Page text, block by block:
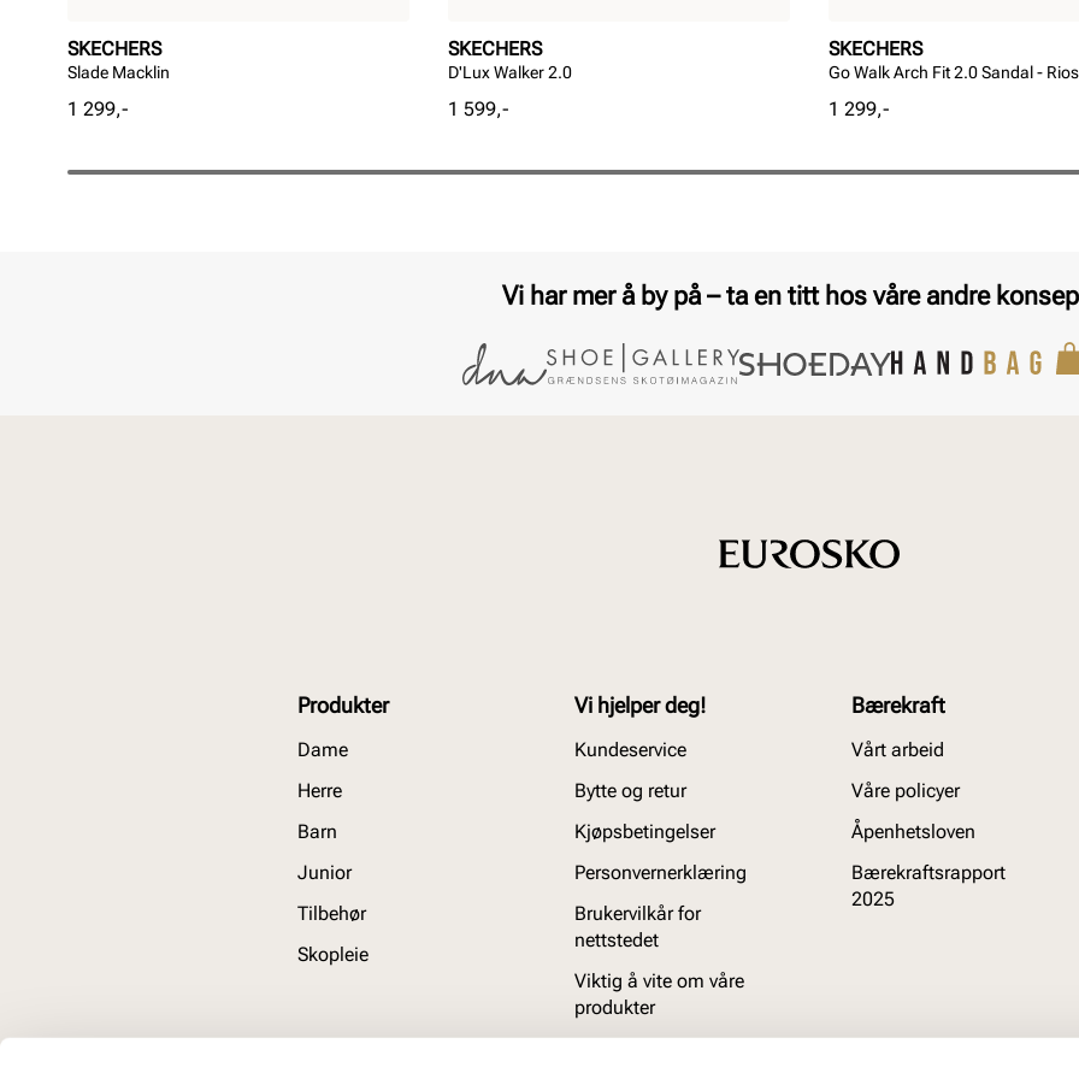
SKECHERS
Slade Macklin
Pris
1 299,-
SKECHERS
D'Lux Walker 2.0
Pris
1 599,-
SKECHERS
Go Walk Arch Fit 2.0 Sandal - Rios
Pris
1 299,-
Vi har mer å by på – ta en titt hos våre andre
Produkter
Dame
Herre
Barn
Junior
Tilbehør
Skopleie
Vi hjelper deg!
Kundeservice
Bytte og retur
Kjøpsbetingelser
Personvernerklæring
Brukervilkår for
nettstedet
Viktig å vite om våre
produkter
Bærekraft
Vårt arbeid
Våre policyer
Åpenhetsloven
Bærekraftsrapport
2025